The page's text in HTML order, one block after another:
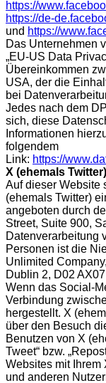
https://
https://de-
und https://
Das Unternehmen
„EU-US Data
Übereinkommen
USA, der die
bei
Jedes nach dem
sich, diese
Informationen
folgendem
Link: https://
X (ehemals Twitter)
Auf dieser Website
(ehemals Twitter)
angeboten durch
Street, Suite 900,
Datenverarbeitung
Personen ist die
Unlimited
Dublin 2, D02
Wenn das Social-
Verbindung
hergestellt. X
über den Besuch
Benutzen von X
Tweet“ bzw.
Websites mit Ihrem
und anderen